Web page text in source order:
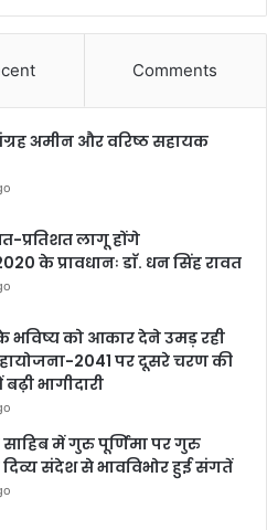
Comments
अमीन और वरिष्ठ सहायक
प्रतिशत लागू होंगे
के प्रावधानः डाॅ. धन सिंह रावत
भविष्य को आकार देने उमड़ रही
2041 पर दूसरे चरण की
भागीदारी
साहिब में गुरु पूर्णिमा पर गुरु
संदेश से भावविभोर हुई संगतें